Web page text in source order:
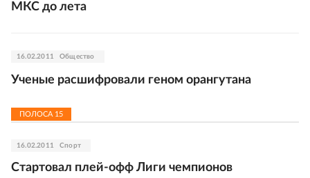
МКС до лета
16.02.2011 Общество
Ученые расшифровали геном орангутана
ПОЛОСА 15
16.02.2011 Спорт
Cтартовал плей-офф Лиги чемпионов